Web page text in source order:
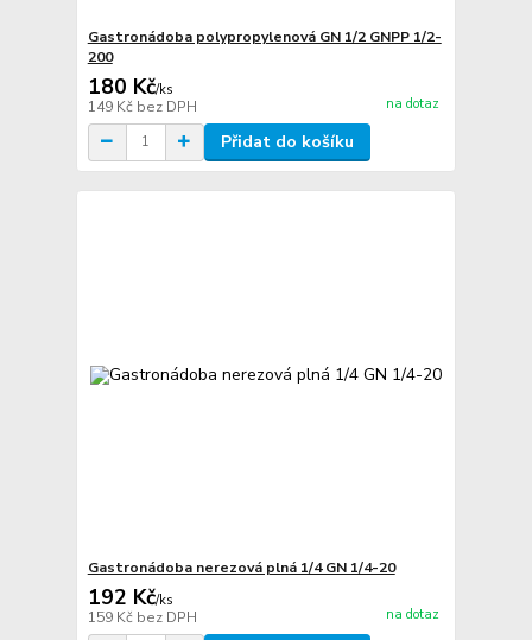
Gastronádoba polypropylenová GN 1/2 GNPP 1/2-
200
180 Kč/ks
149 Kč bez DPH na dotaz
Přidat do košíku
Gastronádoba nerezová plná 1/4 GN 1/4-20
192 Kč/ks
159 Kč bez DPH na dotaz